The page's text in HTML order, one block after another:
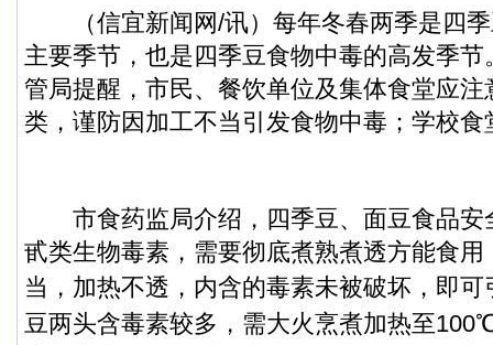
（信宜新闻 网/讯）每年冬春两季是四
主要季节，也是四季豆食物中毒的高发季节
管局提醒，市民、餐饮单位及集体食堂应
类，谨防因加工不当引发食物中毒；学校
市食药监局介绍，四季豆、面豆食品安
甙类生物毒素，需要彻底煮熟煮透方能食
当，加热不透，内含的毒素未被破坏，即
豆两头含毒素较多，需大火烹煮加热至